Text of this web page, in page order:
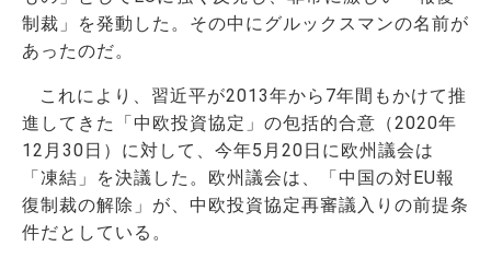
制裁」を発動した。その中にグルックスマンの名前が
あったのだ。
これにより、習近平が2013年から7年間もかけて推
進してきた「中欧投資協定」の包括的合意（2020年
12月30日）に対して、今年5月20日に欧州議会は
「凍結」を決議した。欧州議会は、「中国の対EU報
復制裁の解除」が、中欧投資協定再審議入りの前提条
件だとしている。